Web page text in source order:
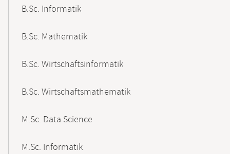
B.Sc. Informatik
B.Sc. Mathematik
B.Sc. Wirtschaftsinformatik
B.Sc. Wirtschaftsmathematik
M.Sc. Data Science
M.Sc. Informatik